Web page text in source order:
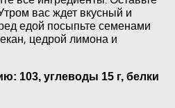
вас ждет вкусный и
едой посыпьте семенами
цедрой лимона и
103, углеводы 15 г, белки